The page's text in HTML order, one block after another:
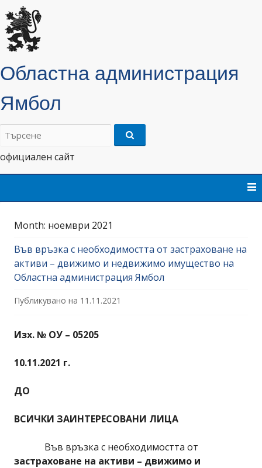
Областна администрация
Ямбол
Търсене
официален сайт
Month: ноември 2021
Във връзка с необходимостта от застраховане на
активи – движимо и недвижимо имущество на
Областна администрация Ямбол
Публикувано на 11.11.2021
Изх. № ОУ – 05205
10.11.2021 г.
ДО
ВСИЧКИ ЗАИНТЕРЕСОВАНИ ЛИЦА
Във връзка с необходимостта от
застраховане на активи – движимо и